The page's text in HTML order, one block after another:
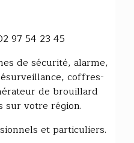
97 54 23 45
de sécurité, alarme,
coffres-
de brouillard
sur votre région.
et particuliers.